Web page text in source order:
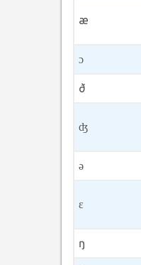
æ
ɔ
ð
ʤ
ə
ɛ
ŋ